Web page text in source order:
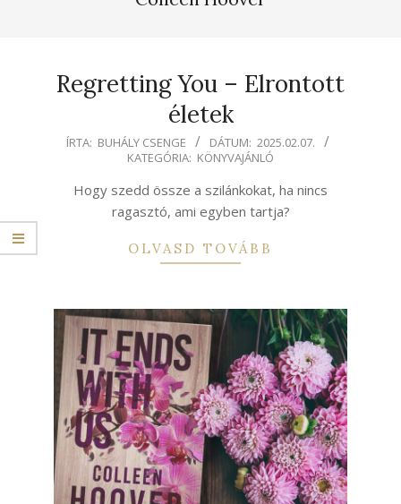
Regretting ​You – Elrontott
életek
2025-
ÍRTA: BUHÁLY CSENGE DÁTUM: 2025.02.07.
KATEGÓRIA: KÖNYVAJÁNLÓ
Hogy szedd össze a szilánkokat, ha nincs
ragasztó, ami egyben tartja?
OLVASD TOVÁBB